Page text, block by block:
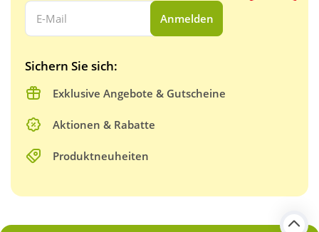
Ihre E-Mail Adresse:
Anmelden
Sichern Sie sich:
Exklusive Angebote & Gutscheine
Aktionen & Rabatte
Produktneuheiten